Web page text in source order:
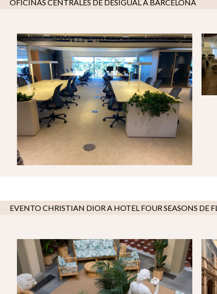
OFICINAS CENTRALES DE DESIGUAL A BARCELONA
EVENTO CHRISTIAN DIOR A HOTEL FOUR SEASONS DE